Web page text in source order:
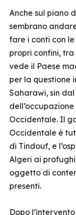
Anche sul piano
sembrano
fare i conti con
propri confini, tra
vede il Paese
per la questione
Saharawi, sin
Occidentale. Il
Occidentale è
di Tindouf, e
Algeri ai
oggetto di
presenti.
Dopo